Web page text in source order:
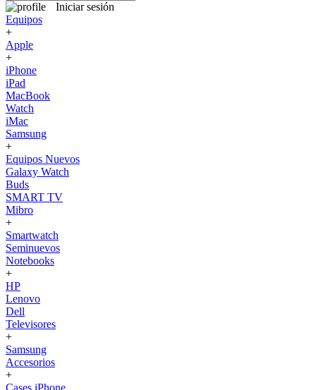
Iniciar sesión
Equipos
+
Apple
+
iPhone
iPad
MacBook
Watch
iMac
Samsung
+
Equipos Nuevos
Galaxy Watch
Buds
SMART TV
Mibro
+
Smartwatch
Seminuevos
Notebooks
+
HP
Lenovo
Dell
Televisores
+
Samsung
Accesorios
+
Cases iPhone